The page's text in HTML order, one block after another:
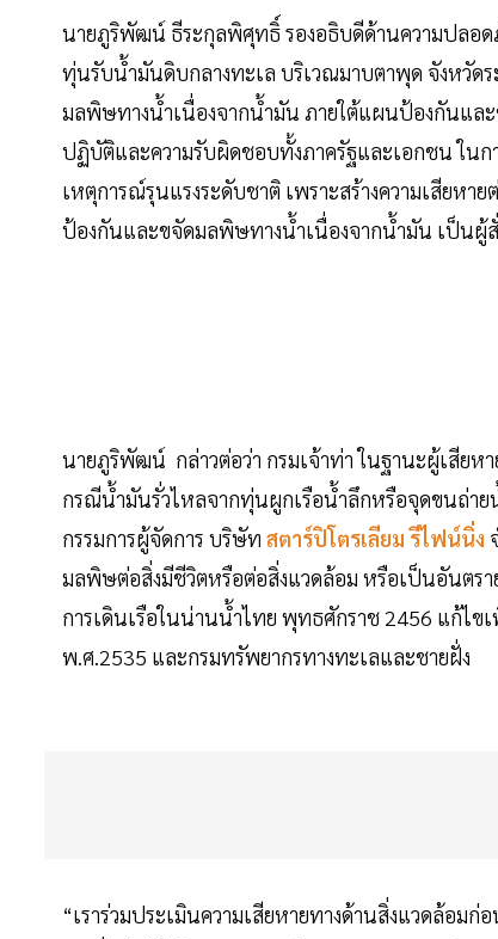
นายภูริพัฒน์ ธีระกุลพิศุทธิ์ รองอธิบดีด้านความปลอด
ทุ่นรับน้ำมันดิบกลางทะเล บริเวณมาบตาพุด จังหวัด
มลพิษทางน้ำเนื่องจากน้ำมัน ภายใต้แผนป้องกันแล
ปฏิบัติและความรับผิดชอบทั้งภาครัฐและเอกชน ใน
เหตุการณ์รุนแรงระดับชาติ เพราะสร้างความเสียห
ป้องกันและขจัดมลพิษทางน้ำเนื่องจากน้ำมัน เป็นผู้สั่
นายภูริพัฒน์ กล่าวต่อว่า กรมเจ้าท่า ในฐานะผู้เสียห
กรณีน้ำมันรั่วไหลจากทุ่นผูกเรือน้ำลึกหรือจุดขนถ่า
กรรมการผู้จัดการ บริษัท สตาร์ปิโตรเลียม รีไฟน์นิ่ง
มลพิษต่อสิ่งมีชีวิตหรือต่อสิ่งแวดล้อม หรือเป็นอันตร
การเดินเรือในน่านน้ำไทย พุทธศักราช 2456 แก้ไ
พ.ศ.2535 และกรมทรัพยากรทางทะเลและชายฝั่ง
“เราร่วมประเมินความเสียหายทางด้านสิ่งแวดล้อม